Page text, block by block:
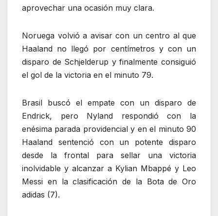
aprovechar una ocasión muy clara.
Noruega volvió a avisar con un centro al que
Haaland no llegó por centímetros y con un
disparo de Schjelderup y finalmente consiguió
el gol de la victoria en el minuto 79.
Brasil buscó el empate con un disparo de
Endrick, pero Nyland respondió con la
enésima parada providencial y en el minuto 90
Haaland sentenció con un potente disparo
desde la frontal para sellar una victoria
inolvidable y alcanzar a Kylian Mbappé y Leo
Messi en la clasificación de la Bota de Oro
adidas (7).